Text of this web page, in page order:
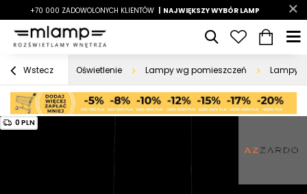
-7% LATO7
+70 000 ZADOWOLONYCH KLIENTÓW | NAJWIĘKSZY WYBÓR LAMP
| |
Wstecz Oświetlenie Lampy wg pomieszczeń Lampy
0 PLN